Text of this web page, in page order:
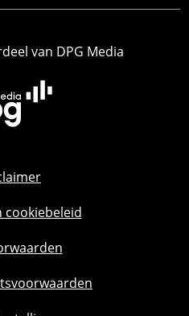
van DPG Media
cookiebeleid